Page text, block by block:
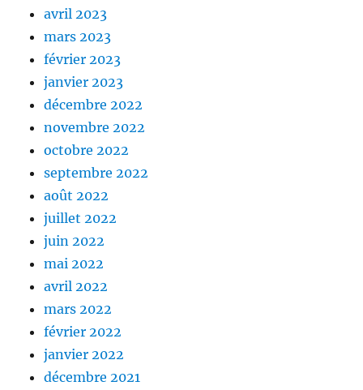
avril 2023
mars 2023
février 2023
janvier 2023
décembre 2022
novembre 2022
octobre 2022
septembre 2022
août 2022
juillet 2022
juin 2022
mai 2022
avril 2022
mars 2022
février 2022
janvier 2022
décembre 2021